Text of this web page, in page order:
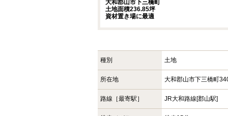
大和郡山市下三橋町
土地面積236.85坪
資材置き場に最適
種別 土地
所在地 大和郡山市下三橋町
路線［最寄駅］ JR大和路線[郡山駅]